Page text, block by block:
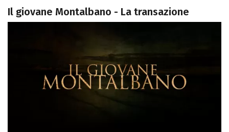
Il giovane Montalbano - La transazione